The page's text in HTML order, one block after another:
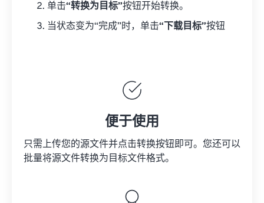
单击“转换为目标”按钮开始转换。
当状态变为“完成”时，单击“下载目标”按钮
便于使用
只需上传您的源文件并点击转换按钮即可。您还可以
批量将源文件转换为目标文件格式。